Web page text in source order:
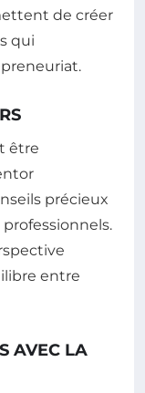
de créer
qui
être
précieux
entre
AVEC LA